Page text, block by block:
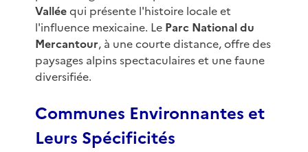
Valléequi présente l'histoire locale et
l'influence mexicaine. Le Parc National du
Mercantour, à une courte distance, offre des
paysages alpins spectaculaires et une faune
diversifiée.
Communes Environnantes et
Leurs Spécificités